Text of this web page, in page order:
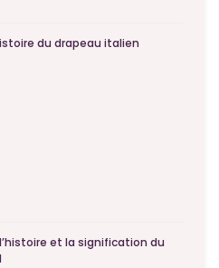
du drapeau italien
et la signification du